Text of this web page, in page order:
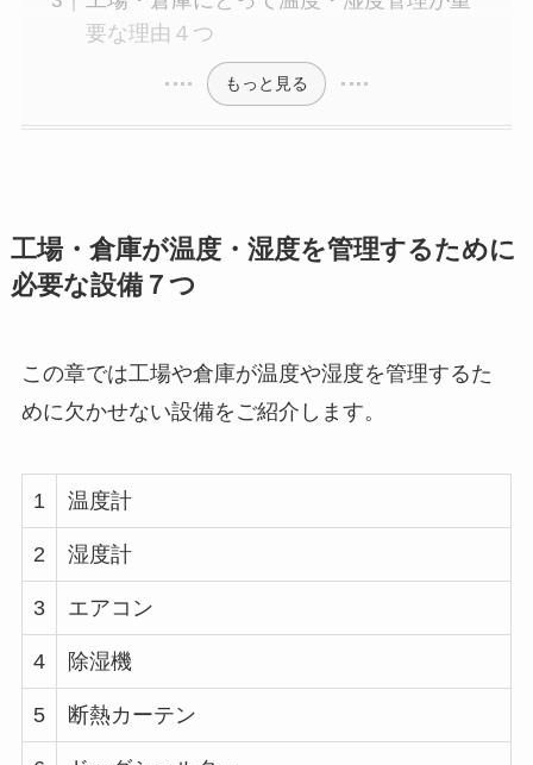
要な理由４つ
もっと見る
工場・倉庫が温度・湿度を管理するために
必要な設備７つ
この章では工場や倉庫が温度や湿度を管理するた
めに欠かせない設備をご紹介します。
1 温度計
2 湿度計
3 エアコン
4 除湿機
5 断熱カーテン